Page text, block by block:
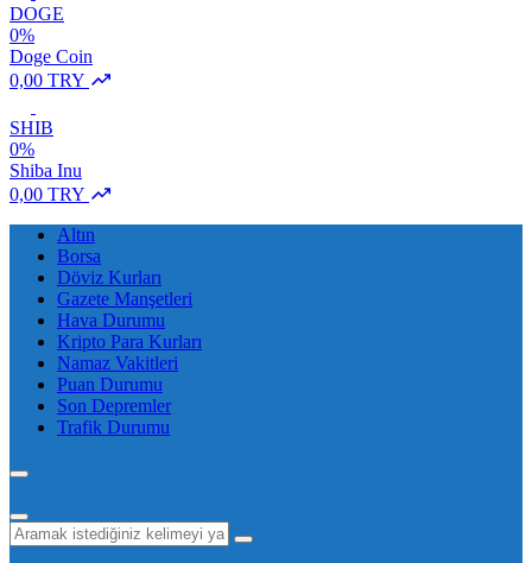
DOGE
0%
Doge Coin
0,00 TRY
SHIB
0%
Shiba Inu
0,00 TRY
Altın
Borsa
Döviz Kurları
Gazete Manşetleri
Hava Durumu
Kripto Para Kurları
Namaz Vakitleri
Puan Durumu
Son Depremler
Trafik Durumu